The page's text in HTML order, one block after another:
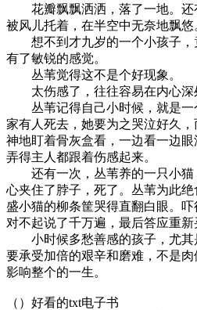
花瓣飘飘洒洒，落了一地。还
被风儿托着，在半空中无奈地飘悠
想不到才九岁的一个小孩子，
有了敏锐的感觉。
丛苇觉得这不是个好现象。
太伤感了，往往容易在内心深
丛苇记得自己小时候，就是一
家有人死去，她要为之哭泣好久
神地盯着骨灰盒看，一边看一边眼
弄得主人都跟着伤感起来。
还有一次，丛苇养的一只小猫
心夹住了脖子，死了。丛苇为此
盛小猫的柳条筐哭得直翻白眼。吓
对不起说了千万遍，最后答应重新
小时候多愁善感的孩子，尤其
要承受加倍的艰辛和磨难，不是
影响整个的一生。
（）好看的txt电子书